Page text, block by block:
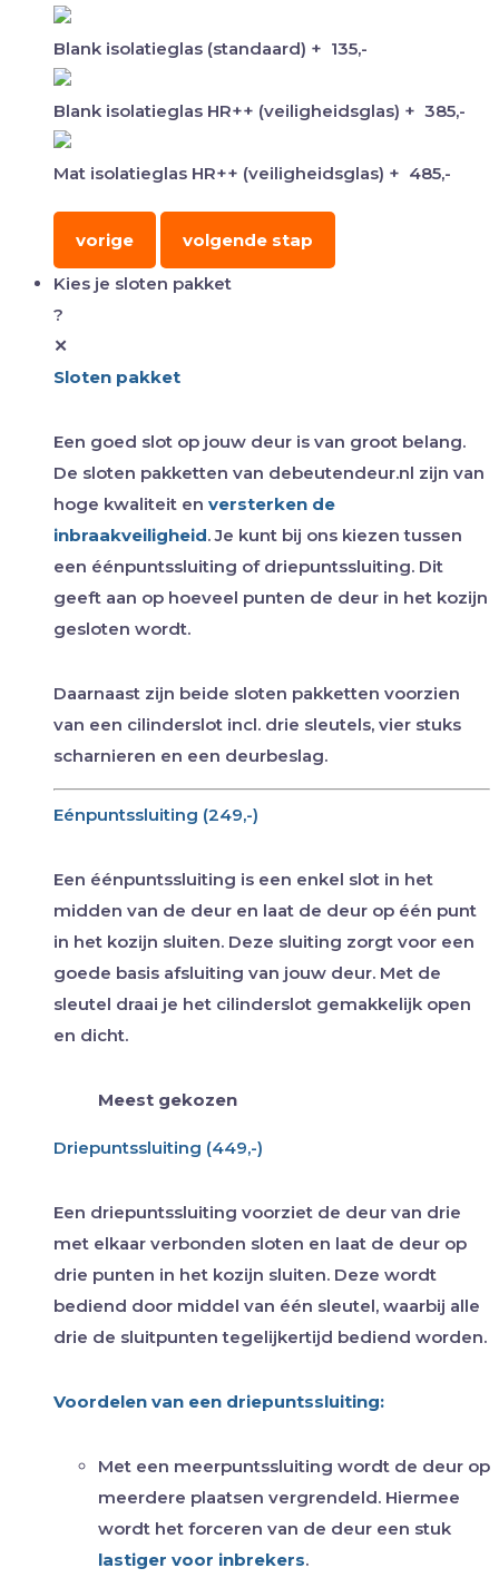
Blank isolatieglas (standaard) + 135,-
Blank isolatieglas HR++ (veiligheidsglas) + 385,-
Mat isolatieglas HR++ (veiligheidsglas) + 485,-
vorige volgende stap
Kies je sloten pakket
?
✕
Sloten pakket
Een goed slot op jouw deur is van groot belang.
De sloten pakketten van debeutendeur.nl zijn van
hoge kwaliteit en versterken de
inbraakveiligheid. Je kunt bij ons kiezen tussen
een éénpuntssluiting of driepuntssluiting. Dit
geeft aan op hoeveel punten de deur in het kozijn
gesloten wordt.
Daarnaast zijn beide sloten pakketten voorzien
van een cilinderslot incl. drie sleutels, vier stuks
scharnieren en een deurbeslag.
Eénpuntssluiting (249,-)
Een éénpuntssluiting is een enkel slot in het
midden van de deur en laat de deur op één punt
in het kozijn sluiten. Deze sluiting zorgt voor een
goede basis afsluiting van jouw deur. Met de
sleutel draai je het cilinderslot gemakkelijk open
en dicht.
Meest gekozen
Driepuntssluiting (449,-)
Een driepuntssluiting voorziet de deur van drie
met elkaar verbonden sloten en laat de deur op
drie punten in het kozijn sluiten. Deze wordt
bediend door middel van één sleutel, waarbij alle
drie de sluitpunten tegelijkertijd bediend worden.
Voordelen van een driepuntssluiting:
Met een meerpuntssluiting wordt de deur op
meerdere plaatsen vergrendeld. Hiermee
wordt het forceren van de deur een stuk
lastiger voor inbrekers.